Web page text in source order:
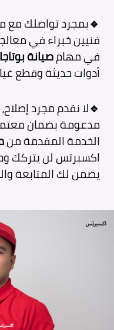
🔹بمجرد تواصلك مع
فنيين خبراء في
في مهامصيانة بوتاجاز 5
أدوات حديثة وقطع غيار
🔹لا نقدم مجرد
مدعومة بضمان
الخدمة المقدمة من
اكسبرتس لن يتركك
يضمن لك المتابعة